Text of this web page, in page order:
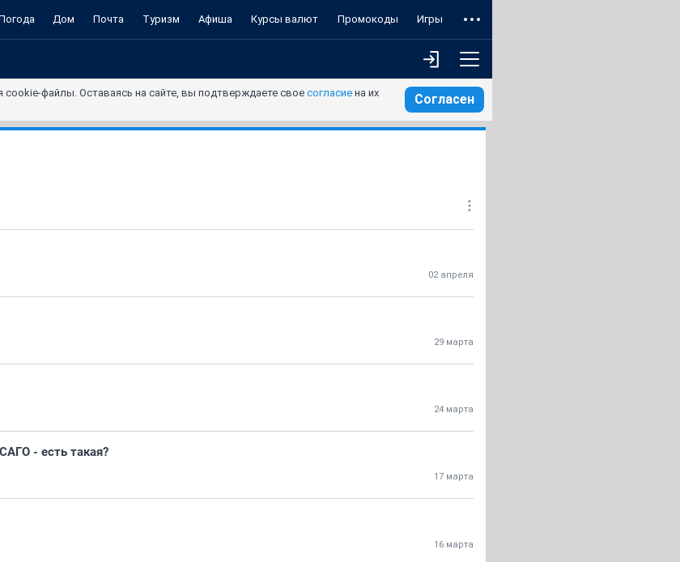
Дом Почта Туризм Афиша Курсы валют Промокоды Игры
файлы. Оставаясь на сайте, вы подтверждаете свое согласие на их
Согласен
02 апреля
29 марта
24 марта
- есть такая?
17 марта
16 марта